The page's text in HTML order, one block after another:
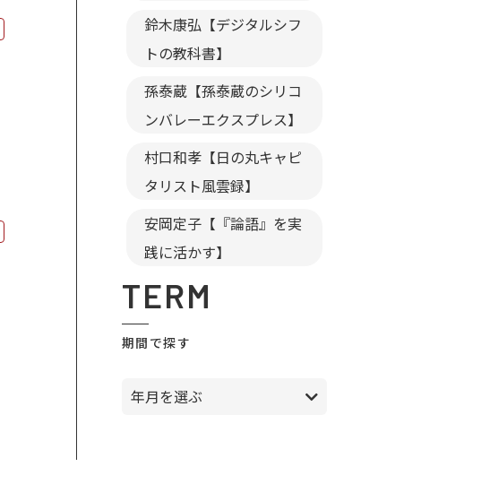
鈴木康弘【デジタルシフ
トの教科書】
孫泰蔵【孫泰蔵のシリコ
ンバレーエクスプレス】
村口和孝【日の丸キャピ
タリスト風雲録】
安岡定子【『論語』を実
践に活かす】
TERM
期間で探す
年月を選ぶ